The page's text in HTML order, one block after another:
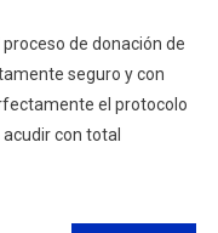
de donación de
seguro y con
el protocolo
con total